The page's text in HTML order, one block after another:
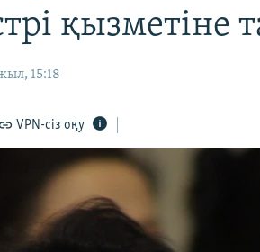
қызметіне
15:18
VPN-сіз оқу